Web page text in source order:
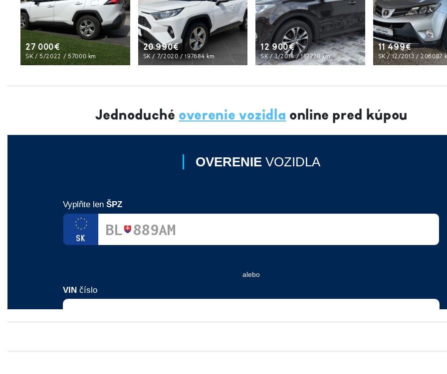
27 000€
SK / 5/2022 / 57000 km
20 990€
SK / 7/2020 / 197684 km
12 900€
SK / 3/2014 / 187720 km
11 499€
SK / 12/2013 / 206087
Jednoduché overenie vozidla online pred kúpou